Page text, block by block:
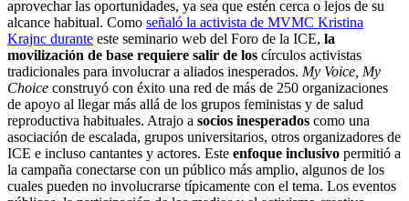
aprovechar las oportunidades, ya sea que estén cerca o lejos de su
alcance habitual. Como señaló la activista de MVMC Kristina
Krajnc durante este seminario web del Foro de la ICE, la
movilización de base requiere salir de los círculos activistas
tradicionales para involucrar a aliados inesperados. My Voice, My
Choice construyó con éxito una red de más de 250 organizaciones
de apoyo al llegar más allá de los grupos feministas y de salud
reproductiva habituales. Atrajo a socios inesperados como una
asociación de escalada, grupos universitarios, otros organizadores de
ICE e incluso cantantes y actores. Este enfoque inclusivo permitió a
la campaña conectarse con un público más amplio, algunos de los
cuales pueden no involucrarse típicamente con el tema. Los eventos